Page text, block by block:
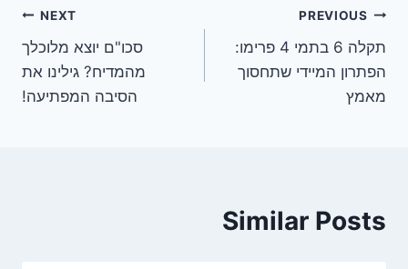
ניווט
PREVIOUS
תקלה 6 בתמי 4 פרימו:
הפתרון המיידי שתחסוך
מאמץ
NEXT
סכו"ם יוצא מלוכלך
מהמדיח? גילינו את
הסיבה המפתיעה!
Similar Posts